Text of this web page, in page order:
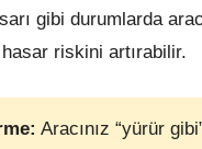
gibi durumlarda
riskini artırabilir.
Aracınız “yürür